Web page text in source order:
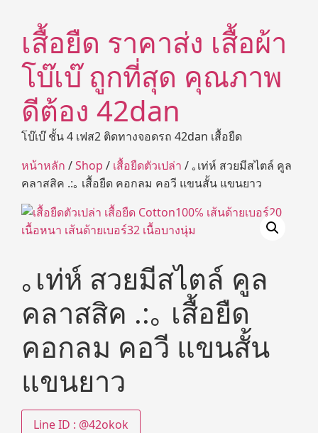
เสื้อยืด ราคาส่ง เสื้อผ้า
โบ๊เบ๊ ถูกที่สุด คุณภาพ
ดีต้อง 42dan
โบ๊เบ๊ ชั้น 4 เฟส2 ติดทางจอดรถ 42dan เสื้อยืด
หน้าหลัก /Shop / เสื้อยืดตัวเปล่า / ｡เท่ห์ สวยมีสไตล์ คูล
คลาสสิค .:｡ เสื้อยืด คอกลม คอวี แขนสั้น แขนยาว
｡เท่ห์ สวยมีสไตล์ คูล
คลาสสิค .:｡ เสื้อยืด
คอกลม คอวี แขนสั้น
แขนยาว
Line ID : @42okok